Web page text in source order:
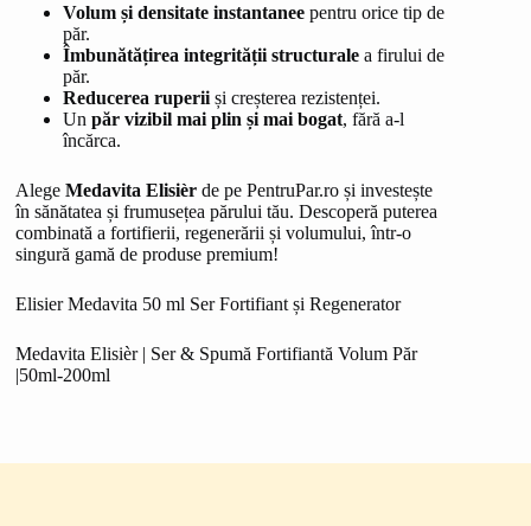
Volum și densitate instantanee pentru orice tip de
păr.
Îmbunătățirea integrității structurale a firului de
păr.
Reducerea ruperii și creșterea rezistenței.
Unpăr vizibil mai plin și mai bogat, fără a-l
încărca.
AlegeMedavita Elisièr de pe PentruPar.ro și investește
în sănătatea și frumusețea părului tău. Descoperă puterea
combinată a fortifierii, regenerării și volumului, într-o
singură gamă de produse premium!
Elisier Medavita 50 ml Ser Fortifiant și Regenerator
Medavita Elisièr | Ser & Spumă Fortifiantă Volum Păr
|50ml-200ml